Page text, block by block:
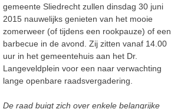
gemeente Sliedrecht zullen dinsdag 30 juni
2015 nauwelijks genieten van het mooie
zomerweer (of tijdens een rookpauze) of een
barbecue in de avond. Zij zitten vanaf 14.00
uur in het gemeentehuis aan het Dr.
Langeveldplein voor een naar verwachting
lange openbare raadsvergadering.
De raad buigt zich over enkele belangrijke